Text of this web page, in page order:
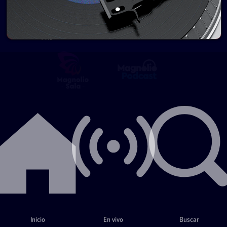
Inicio En vivo Buscar